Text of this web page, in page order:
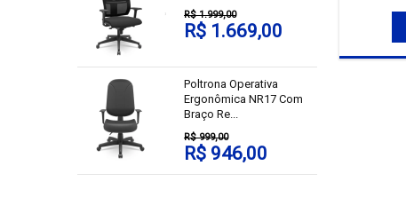
R$ 1.999,00
R$ 1.669,00
Poltrona Operativa
Ergonômica NR17 Com
Braço Re...
R$ 999,00
R$ 946,00